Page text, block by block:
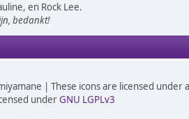
en Rock Lee.
bedankt!
| These icons are licensed
underGNU LGPLv3